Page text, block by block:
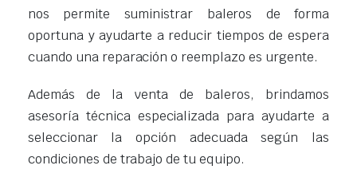
nos permite suministrar baleros de forma
oportuna y ayudarte a reducir tiempos de espera
cuando una reparación o reemplazo es urgente.
Además de la venta de baleros, brindamos
asesoría técnica especializada para ayudarte a
seleccionar la opción adecuada según las
condiciones de trabajo de tu equipo.